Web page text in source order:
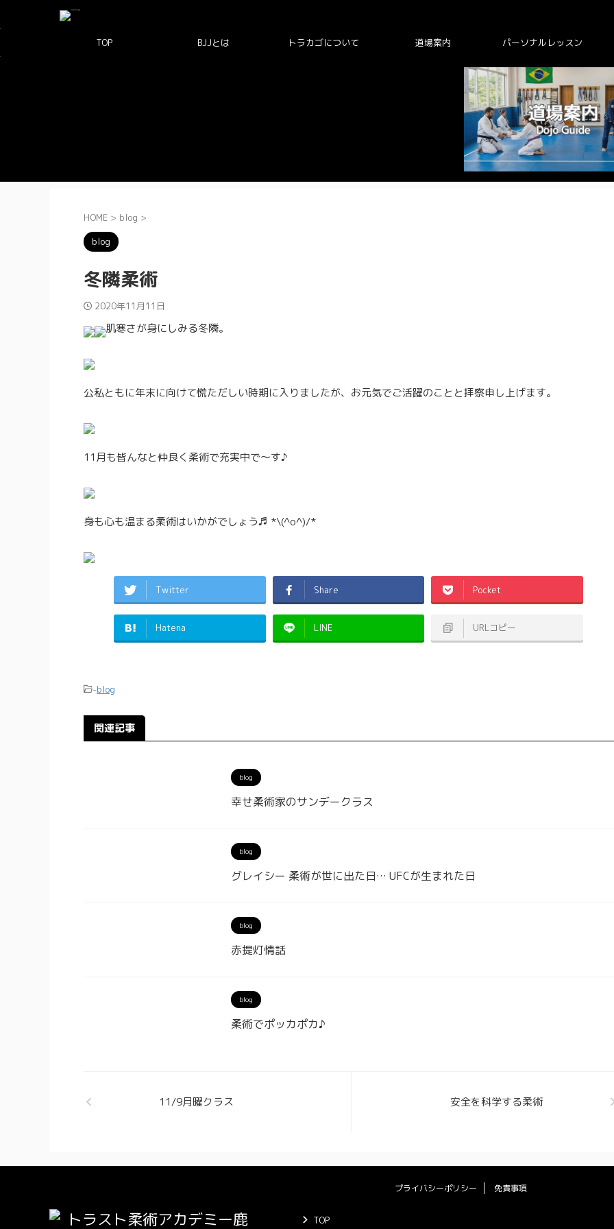
TOP BJJとは トラカゴについて 道場案内 パーソナルレッスン
HOME > blog >
blog
冬隣柔術
2020年11月11日
肌寒さが身にしみる冬隣。
公私ともに年末に向けて慌ただしい時期に入りましたが、お元気でご活躍のことと拝察申し上げます。
11月も皆んなと仲良く柔術で充実中で〜す♪
身も心も温まる柔術はいかがでしょう♬ *\(^o^)/*
Twitter Share Pocket
Hatena LINE URLコピー
-blog
関連記事
blog
幸せ柔術家のサンデークラス
blog
グレイシー 柔術が世に出た日… UFCが生まれた日
blog
赤提灯情話
blog
柔術でポッカポカ♪
11/9月曜クラス 安全を科学する柔術
プライバシーポリシー 免責事項
TOP